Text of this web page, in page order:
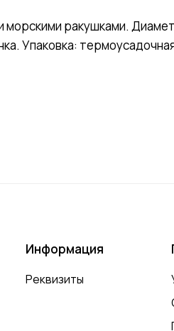
ракушками.
Упаковка:
Информация
Реквизиты